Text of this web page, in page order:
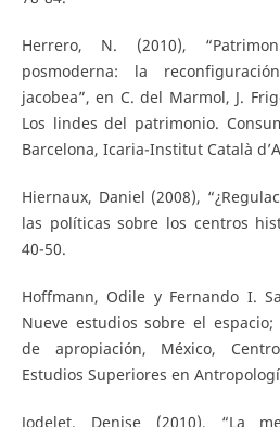
Herrero, N. (2010),
posmoderna: la
jacobea”, en C. del Marmol, J.
Los lindes del patrimonio.
Barcelona, Icaria-Institut Català
Hiernaux, Daniel (2008),
las políticas sobre los centros
40-50.
Hoffmann, Odile y Fernando I.
Nueve estudios sobre el
de apropiación, México,
Estudios Superiores en
Jodelet, Denise (2010), “La